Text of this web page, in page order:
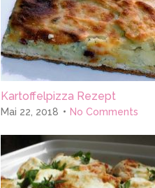
Kartoffelpizza Rezept
Mai 22, 2018 No Comments